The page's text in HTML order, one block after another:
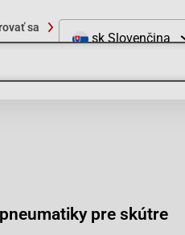
sa
sk Slovenčina
pre skútre